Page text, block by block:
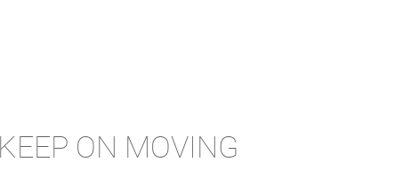
KEEP ON MOVING